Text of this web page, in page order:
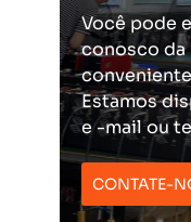
Você pode
conosco da
Estamos
e -mail ou
CONTATE-